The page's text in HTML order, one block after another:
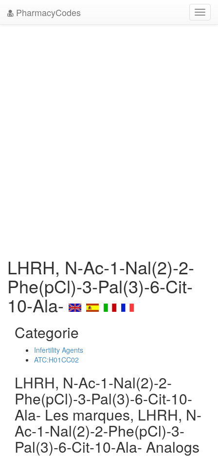
PharmacyCodes
LHRH, N-Ac-1-Nal(2)-2-
Phe(pCl)-3-Pal(3)-6-Cit-
10-Ala-
Categorie
Infertility Agents
ATC:H01CC02
LHRH, N-Ac-1-Nal(2)-2-
Phe(pCl)-3-Pal(3)-6-Cit-10-
Ala- Les marques, LHRH, N-
Ac-1-Nal(2)-2-Phe(pCl)-3-
Pal(3)-6-Cit-10-Ala- Analogs